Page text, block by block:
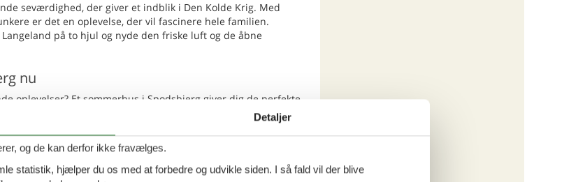
seværdighed, der giver et indblik i Den Kolde Krig. Med
er det en oplevelse, der vil fascinere hele familien.
på to hjul og nyde den friske luft og de åbne
nu
oplevelser? Et sommerhus i Spodsbjerg giver dig de perfekte
række. Nyd friheden i eget sommerhus og få en ferie, der
med havudsigt og
Tilføj til favoritter
Detaljer
og de kan derfor ikke fravælges.
statistik, hjælper du os med at forbedre og udvikle siden. I så fald vil der blive